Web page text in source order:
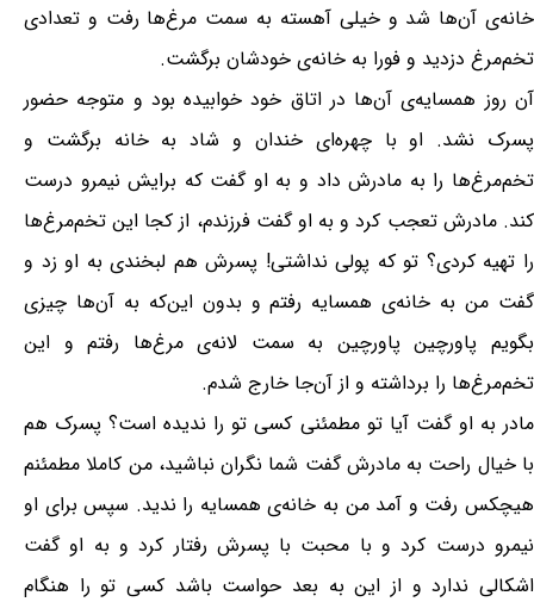
خانه‌ی آن‌ها شد و خیلی آهسته به سمت مرغ‌ها رفت و تعدادی
تخم‌مرغ دزدید و فورا به خانه‌ی خودشان برگشت.
آن روز همسایه‌ی آن‌ها در اتاق خود خوابیده بود و متوجه حضور
پسرک نشد. او با چهره‌ای خندان و شاد به خانه برگشت و
تخم‌مرغ‌ها را به مادرش داد و به او گفت که برایش نیمرو درست
کند. مادرش تعجب کرد و به او گفت فرزندم، از کجا این تخم‌مرغ‌ها
را تهیه کردی؟ تو که پولی نداشتی! پسرش هم لبخندی به او زد و
گفت من به خانه‌ی همسایه رفتم و بدون این‌که به آن‌ها چیزی
بگویم پاورچین پاورچین به سمت لانه‌ی مرغ‌ها رفتم و این
تخم‌مرغ‌ها را برداشته و از آن‌جا خارج شدم.
مادر به او گفت آیا تو مطمئنی کسی تو را ندیده است؟ پسرک هم
با خیال راحت به مادرش گفت شما نگران نباشید، من کاملا مطمئنم
هیچکس رفت و آمد من به خانه‌ی همسایه را ندید. سپس برای او
نیمرو درست کرد و با محبت با پسرش رفتار کرد و به او گفت
اشکالی ندارد و از این به بعد حواست باشد کسی تو را هنگام